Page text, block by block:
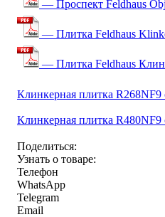
— Проспект Feldhaus
— Плитка Feldhaus
— Плитка Feldhaus
Клинкерная плитка R268NF9
Клинкерная плитка R480NF9
Поделиться:
Узнать о товаре:
Телефон
WhatsApp
Telegram
Email